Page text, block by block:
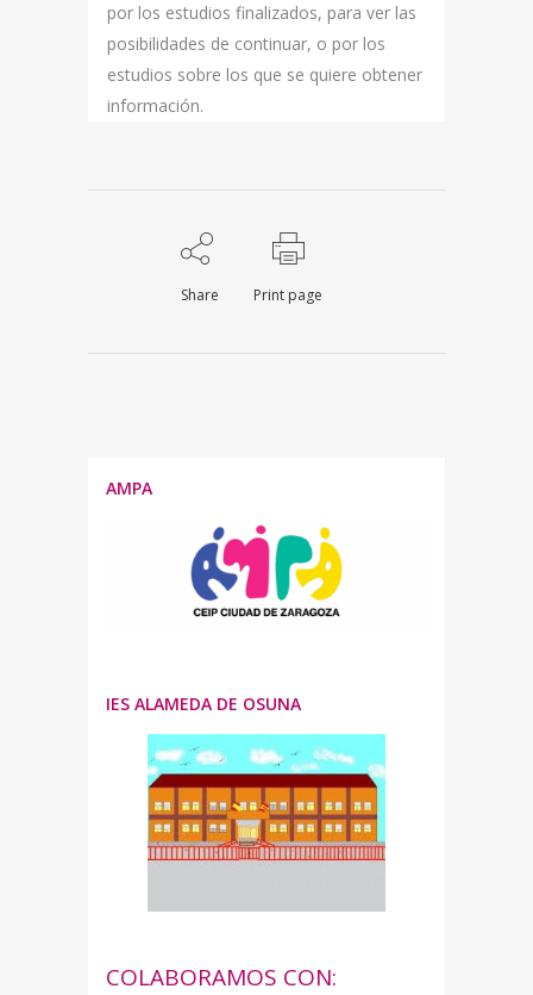
por los estudios finalizados, para ver las
posibilidades de continuar, o por los
estudios sobre los que se quiere obtener
información.
Share Print page
AMPA
IES ALAMEDA DE OSUNA
COLABORAMOS CON: